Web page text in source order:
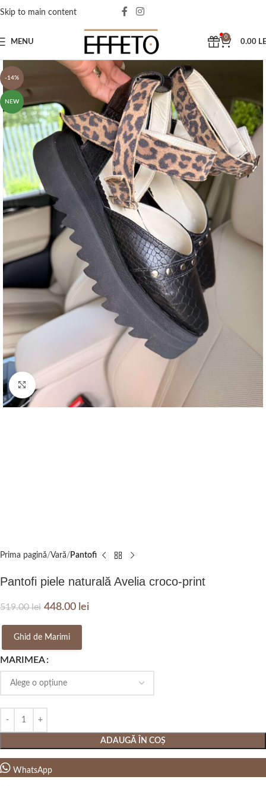
Skip to main content
MENU
0
0.00
-14%
NEW
Click to enlarge
Prima pagină Vară Pantofi
Pantofi piele naturală Avelia croco-print
519.00lei 448.00 lei
Ghid de Marimi
MARIMEA
ADAUGĂ ÎN COȘ
WhatsApp